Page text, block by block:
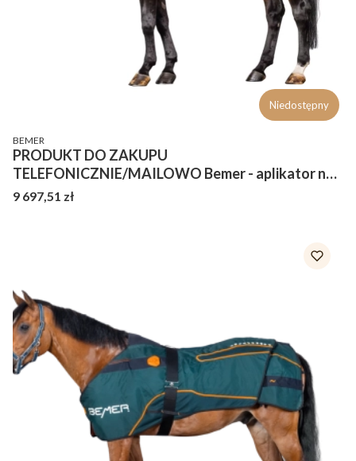
Niedostępny
PRODUCENT
BEMER
PRODUKT DO ZAKUPU
TELEFONICZNIE/MAILOWO Bemer - aplikator na
szyję
Cena
9 697,51 zł